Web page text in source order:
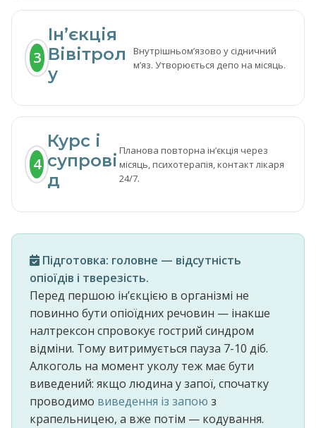
3
Інʼєкція
Вівітрол
у
Внутрішньомʼязово у сідничний
мʼяз. Утворюється депо на місяць.
4
Курс і
супрові
д
Планова повторна інʼєкція через
місяць, психотерапія, контакт лікаря
24/7.
Підготовка: головне — відсутність
опіоїдів і тверезість.
Перед першою інʼєкцією в організмі не
повинно бути опіоїдних речовин — інакше
налтрексон спровокує гострий синдром
відміни. Тому витримується пауза 7-10 діб.
Алкоголь на момент уколу теж має бути
виведений: якщо людина у запої, спочатку
проводимо виведення із запою з
крапельницею, а вже потім — кодування.